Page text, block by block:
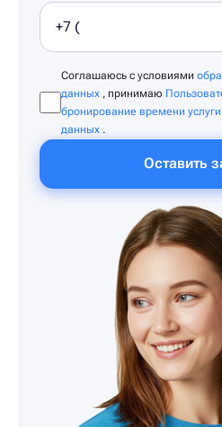
Соглашаюсь с условиями
данных , принимаю
бронирование времени услуги
данных .
Оставить